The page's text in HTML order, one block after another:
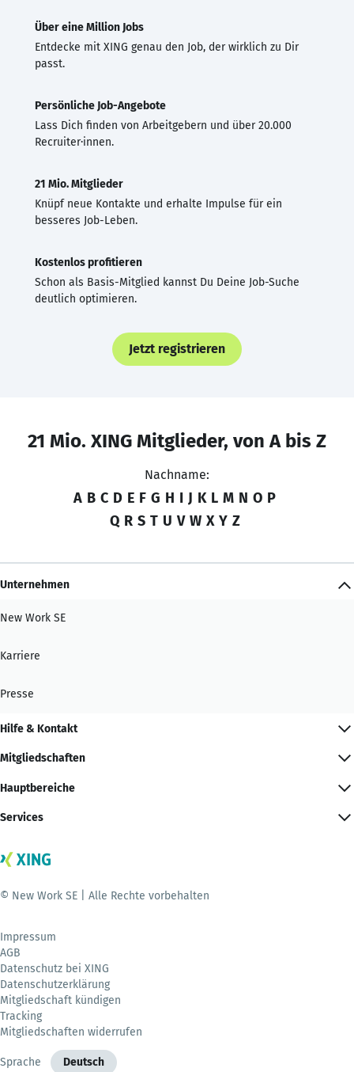
Über eine Million Jobs
Entdecke mit XING genau den Job, der wirklich zu Dir
passt.
Persönliche Job-Angebote
Lass Dich finden von Arbeitgebern und über 20.000
Recruiter·innen.
21 Mio. Mitglieder
Knüpf neue Kontakte und erhalte Impulse für ein
besseres Job-Leben.
Kostenlos profitieren
Schon als Basis-Mitglied kannst Du Deine Job-Suche
deutlich optimieren.
Jetzt registrieren
21 Mio. XING Mitglieder, von A bis Z
Nachname:
A B C D E F G H I J K L M N O P
Q R S T U V W X Y Z
Unternehmen
New Work SE
Karriere
Presse
Hilfe & Kontakt
Mitgliedschaften
Hauptbereiche
Services
© New Work SE | Alle Rechte vorbehalten
Impressum
AGB
Datenschutz bei XING
Datenschutzerklärung
Mitgliedschaft kündigen
Tracking
Mitgliedschaften widerrufen
Sprache Deutsch